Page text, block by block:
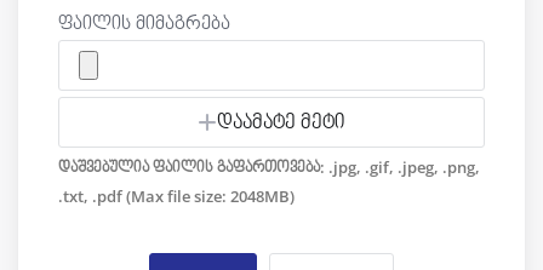
ფაილის მიმაგრება
დაამატე მეტი
დაშვებულია ფაილის გაფართოვება: .jpg, .gif, .jpeg, .png,
.txt, .pdf (Max file size: 2048MB)